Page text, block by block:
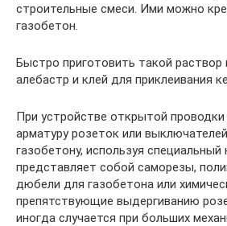
строительные смеси. Ими можно
газобетон.
Быстро приготовить такой
алебастр и клей для приклеивания
При устройстве открытой
арматуру розеток или
газобетону, используя специальный
представляет собой саморезы,
дюбели для газобетона или
препятствующие выдергиванию
иногда случается при больших